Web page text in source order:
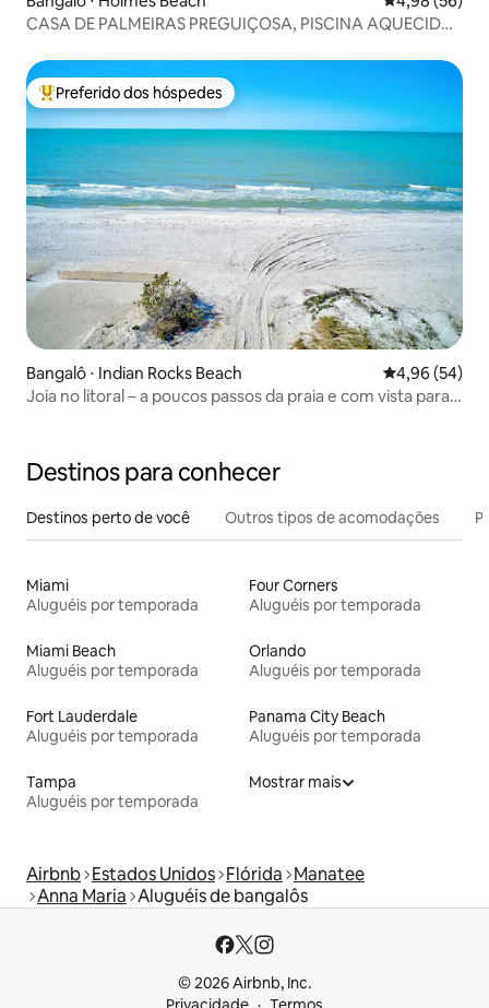
CASA DE PALMEIRAS PREGUIÇOSA, PISCINA AQUECIDA,
Entre os melhores preferidos dos hóspedes
Preferido dos hóspedes
Bangalô ⋅ Indian Rocks Beach 4,96 de uma
4,96 (54)
Joia no litoral – a poucos passos da praia e com vista para o
Destinos para conhecer
Destinos perto de você Outros tipos de acomodações
Miami
Aluguéis por temporada
Four Corners
Aluguéis por temporada
Miami Beach
Aluguéis por temporada
Orlando
Aluguéis por temporada
Fort Lauderdale
Aluguéis por temporada
Panama City Beach
Aluguéis por temporada
Tampa
Aluguéis por temporada
Mostrar mais
Airbnb Estados Unidos Flórida Manatee
Anna Maria Aluguéis de bangalôs
© 2026 Airbnb, Inc.